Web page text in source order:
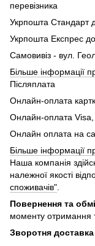
перевізника
Укрпошта Стандарт
Укрпошта Експрес
Самовивіз - вул.
Більше інформації
Післяплата
Онлайн-оплата
Онлайн-оплата
Онлайн оплата на
Більше інформації
Наша компанія
належної якості
споживачів"
Повернення та
моменту отримання
Зворотня доставка